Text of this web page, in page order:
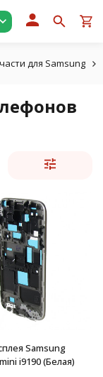
для Samsung
Samsung
i9190 (Белая)